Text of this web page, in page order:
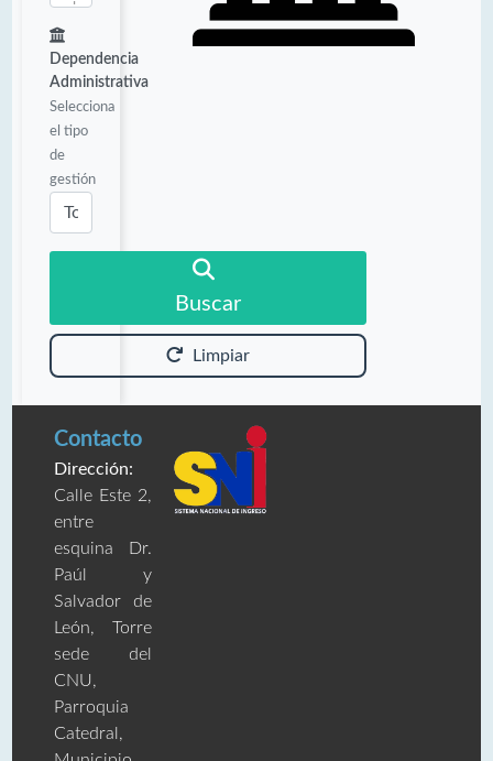
Dependencia
Administrativa
Selecciona
el tipo
de
gestión
Buscar
Limpiar
Contacto
Dirección:
Calle Este 2,
entre
esquina Dr.
Paúl y
Salvador de
León, Torre
sede del
CNU,
Parroquia
Catedral,